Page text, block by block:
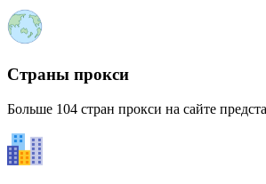
Страны прокси
Больше 104 стран прокси на сайте